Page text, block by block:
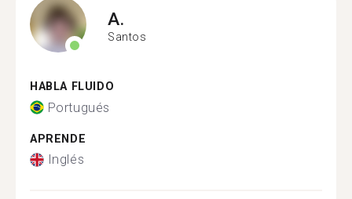
A.
Santos
HABLA FLUIDO
Portugués
APRENDE
Inglés